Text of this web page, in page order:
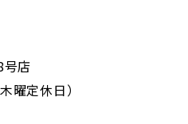
店
曜定休日）